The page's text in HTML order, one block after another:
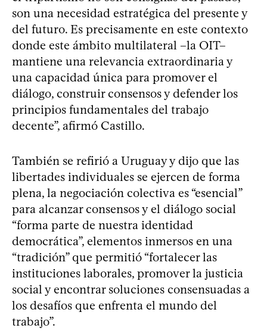
son una necesidad estratégica del presente y
del futuro. Es precisamente en este contexto
donde este ámbito multilateral –la OIT–
mantiene una relevancia extraordinaria y
una capacidad única para promover el
diálogo, construir consensos y defender los
principios fundamentales del trabajo
decente”, afirmó Castillo.
También se refirió a Uruguay y dijo que las
libertades individuales se ejercen de forma
plena, la negociación colectiva es “esencial”
para alcanzar consensos y el diálogo social
“forma parte de nuestra identidad
democrática”, elementos inmersos en una
“tradición” que permitió “fortalecer las
instituciones laborales, promover la justicia
social y encontrar soluciones consensuadas a
los desafíos que enfrenta el mundo del
trabajo”.